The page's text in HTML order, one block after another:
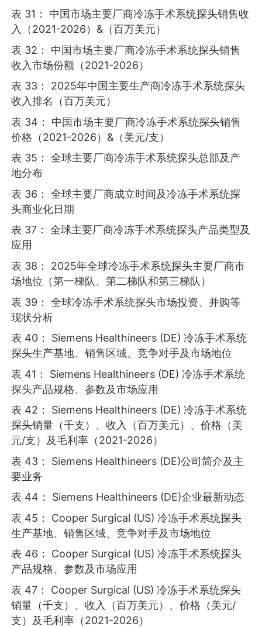
表 31： 中国市场主要厂商冷冻手术系统探头销售收
入（2021-2026）&（百万美元）
表 32： 中国市场主要厂商冷冻手术系统探头销售
收入市场份额（2021-2026）
表 33： 2025年中国主要生产商冷冻手术系统探头
收入排名（百万美元）
表 34： 中国市场主要厂商冷冻手术系统探头销售
价格（2021-2026）&（美元/支）
表 35： 全球主要厂商冷冻手术系统探头总部及产
地分布
表 36： 全球主要厂商成立时间及冷冻手术系统探
头商业化日期
表 37： 全球主要厂商冷冻手术系统探头产品类型及
应用
表 38： 2025年全球冷冻手术系统探头主要厂商市
场地位（第一梯队、第二梯队和第三梯队）
表 39： 全球冷冻手术系统探头市场投资、并购等
现状分析
表 40： Siemens Healthineers (DE) 冷冻手术系统
探头生产基地、销售区域、竞争对手及市场地位
表 41： Siemens Healthineers (DE) 冷冻手术系统
探头产品规格、参数及市场应用
表 42： Siemens Healthineers (DE) 冷冻手术系统
探头销量（千支）、收入（百万美元）、价格（美
元/支）及毛利率（2021-2026）
表 43： Siemens Healthineers (DE)公司简介及主
要业务
表 44： Siemens Healthineers (DE)企业最新动态
表 45： Cooper Surgical (US) 冷冻手术系统探头
生产基地、销售区域、竞争对手及市场地位
表 46： Cooper Surgical (US) 冷冻手术系统探头
产品规格、参数及市场应用
表 47： Cooper Surgical (US) 冷冻手术系统探头
销量（千支）、收入（百万美元）、价格（美元/
支）及毛利率（2021-2026）